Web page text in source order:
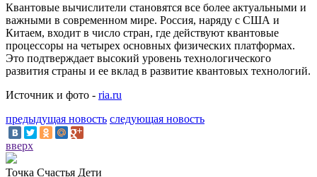
Квантовые вычислители становятся все более актуальными и
важными в современном мире. Россия, наряду с США и
Китаем, входит в число стран, где действуют квантовые
процессоры на четырех основных физических платформах.
Это подтверждает высокий уровень технологического
развития страны и ее вклад в развитие квантовых технологий.
Источник и фото - ria.ru
предыдущая новость следующая новость
вверх
Точка Счастья Дети